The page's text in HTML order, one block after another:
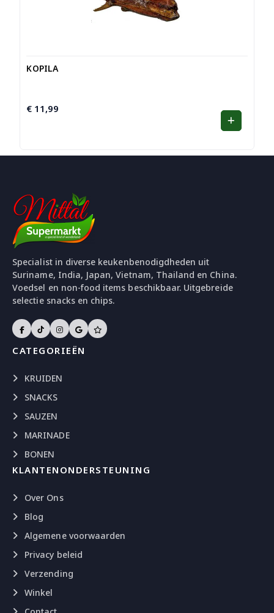
KOPILA
€ 11,99
Specialist in diverse keukenbenodigdheden uit
Suriname, India, Japan, Vietnam, Thailand en China.
Voedsel en non-food items beschikbaar. Uitgebreide
selectie snacks en chips.
CATEGORIEËN
KRUIDEN
SNACKS
SAUZEN
MARINADE
BONEN
KLANTENONDERSTEUNING
Over Ons
Blog
Algemene voorwaarden
Privacy beleid
Verzending
Winkel